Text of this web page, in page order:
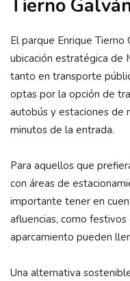
Tierno
El parque Enrique Tierno
ubicación estratégica de
tanto en transporte
optas por la opción de
autobús y estaciones de
minutos de la entrada.
Para aquellos que
con áreas de
importante tener en
afluencias, como
aparcamiento pueden
Una alternativa